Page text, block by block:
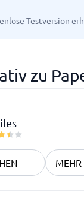
Testversion
zu
MEHR